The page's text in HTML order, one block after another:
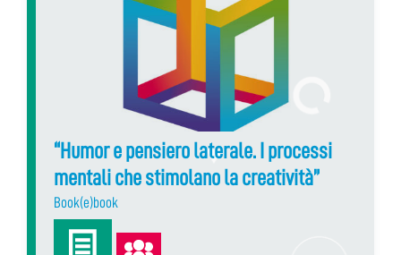
“Humor e pensiero laterale. I processi
mentali che stimolano la creatività”
Book(e)book